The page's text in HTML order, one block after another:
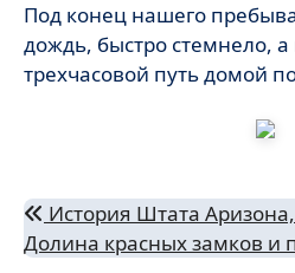
Под конец нашего
дождь, быстро стемнело,
трехчасовой путь домой
Навигация
по
История Штата Аризона,
Долина красных замков и